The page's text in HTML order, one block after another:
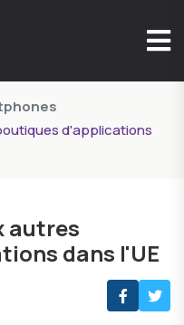
d'applications
autres
dans l'UE